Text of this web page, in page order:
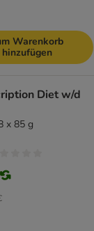
Warenkorb
hinzufügen
Diet w/d
x 85 g